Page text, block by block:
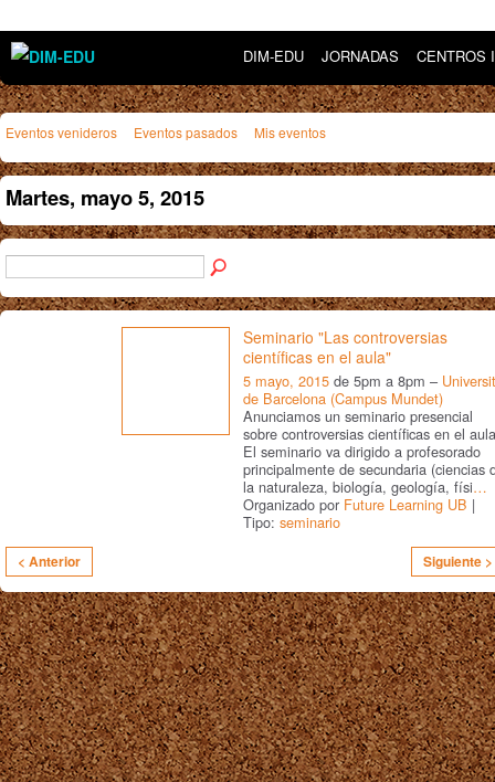
DIM-EDU JORNADAS CENTROS
Eventos venideros Eventos pasados Mis eventos
Martes, mayo 5, 2015
Seminario "Las controversias
científicas en el aula"
5 mayo, 2015 de 5pm a 8pm –
de Barcelona (Campus Mundet)
Anunciamos un seminario presencial
sobre controversias científicas en el
El seminario va dirigido a profesorado
principalmente de secundaria (ciencias
la naturaleza, biología, geología, físi…
Organizado por Future Learning UB |
Tipo: seminario
< Anterior Siguiente >